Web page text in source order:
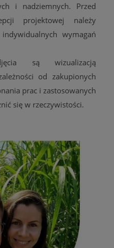
i nadziemnych. Przed
projektowej należy
wymagań
są wizualizacją
od zakupionych
prac i zastosowanych
się w rzeczywistości.